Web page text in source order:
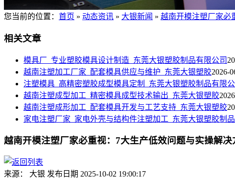
您当前的位置 ： 首页 » 动态资讯 » 大银新闻 » 越南开模注塑厂家必
相关文章
模具厂_专业塑胶模具设计制造_东莞大银塑胶制品有限公司
越南注塑加工厂家_配套模具供应与维护_东莞大银塑胶2026-
注塑模具_高精密塑胶成型模具定制_东莞大银塑胶制品有限公
越南注塑成型加工_精密模具成型技术输出_东莞大银塑胶
越南注塑成形加工_配套模具开发与工艺支持_东莞大银塑胶
家电注塑厂家_家电外壳与结构件注塑加工_东莞大银塑胶制
越南开模注塑厂家必重视：7大生产低效问题与实操解决
来源： 大银 发布日期 2025-10-02 19:00:17